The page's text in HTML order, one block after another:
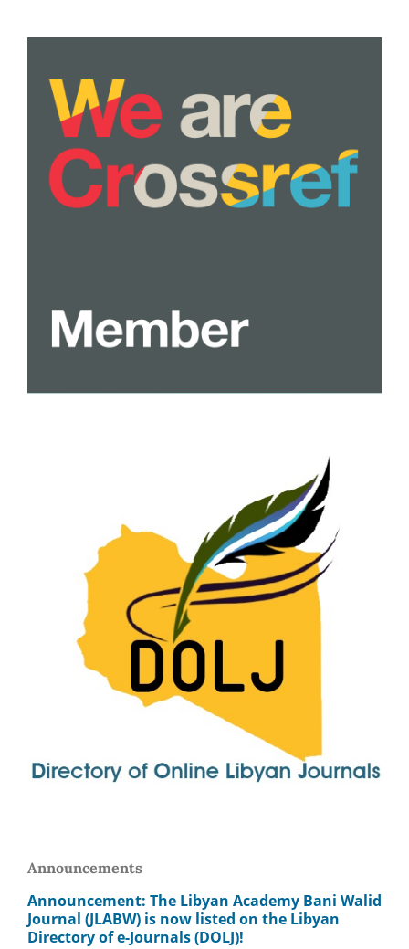
Announcements
Announcement: The Libyan Academy Bani Walid
Journal (JLABW) is now listed on the Libyan
Directory of e-Journals (DOLJ)!